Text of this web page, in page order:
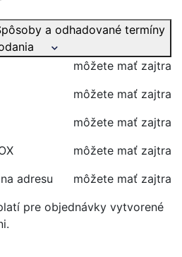
a odhadované termíny
môžete mať zajtra
môžete mať zajtra
môžete mať zajtra
môžete mať zajtra
adresu
môžete mať zajtra
pre objednávky vytvorené